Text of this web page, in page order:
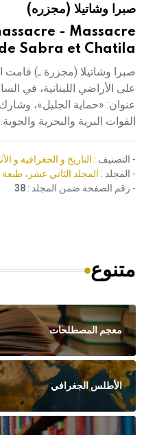
هيئة الموسوعة العربية
صبرا وشاتيلا (مجزره)
- Massacre
Sabra et Chatila
صبرا وشاتيلا (مجزرة ـ) قامت
عنوان: «حماية الجليل»،
القوات البرية والبحرية والجوية.
- التصنيف : التاريخ و الجغرافية و
- المجلد : المجلد الثاني عشر، طبعة 2005، دمشق
- رقم الصفحة ضمن المجلد : 38
متنوع
معجم المصطلحات
الأطلس الجغرافي